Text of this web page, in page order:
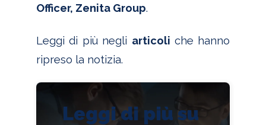
Officer, Zenita Group.
Leggi di più negli articoli che hanno
ripreso la notizia.
Leggi di più su